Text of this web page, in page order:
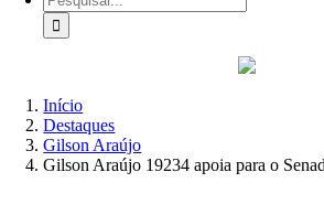
resultados
para:
Início
Destaques
Gilson Araújo
Gilson Araújo 19234 apoia para o